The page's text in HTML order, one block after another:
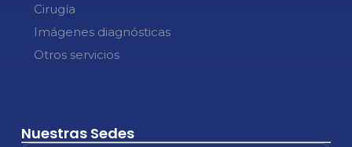
Cirugía
Imágenes diagnósticas
Otros servicios
Nuestras Sedes